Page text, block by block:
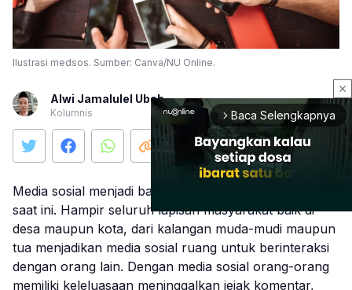
Ilustrasi medsos. Sumber: Canva/NU Online.
Alwi Jamalulel Ubab
Kolumnis
Media sosial menjadi bagian dari kehidupan manusia
saat ini. Hampir seluruh lapisan masyarakat baik di
desa maupun kota, dari kalangan muda-mudi maupun
tua menjadikan media sosial ruang untuk berinteraksi
dengan orang lain. Dengan media sosial orang-orang
memiliki keleluasaan meninggalkan jejak komentar,
close
arrow_forward_ios Baca Selengkapnya
Mute